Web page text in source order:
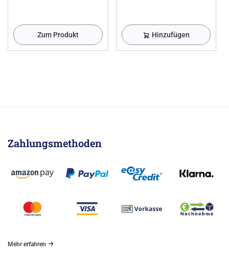
Zum Produkt Hinzufügen
Zahlungsmethoden
Mehr erfahren